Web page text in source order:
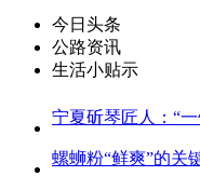
今日头条
公路资讯
生活小贴示
宁夏斫琴匠人：“
螺蛳粉“鲜爽”的关